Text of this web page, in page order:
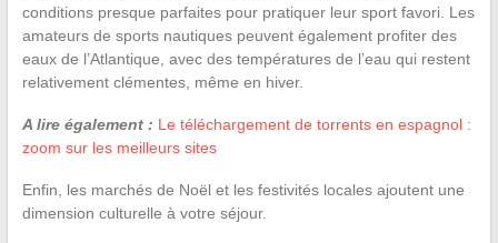
conditions presque parfaites pour pratiquer leur sport favori. Les
amateurs de sports nautiques peuvent également profiter des
eaux de l’Atlantique, avec des températures de l’eau qui restent
relativement clémentes, même en hiver.
A lire également : Le téléchargement de torrents en espagnol :
zoom sur les meilleurs sites
Enfin, les marchés de Noël et les festivités locales ajoutent une
dimension culturelle à votre séjour.